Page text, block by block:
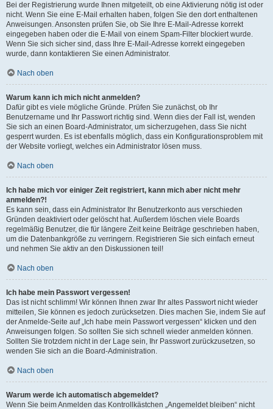
Bei der Registrierung wurde Ihnen mitgeteilt, ob eine Aktivierung nötig ist oder
nicht. Wenn Sie eine E-Mail erhalten haben, folgen Sie den dort enthaltenen
Anweisungen. Ansonsten prüfen Sie, ob Sie Ihre E-Mail-Adresse korrekt
eingegeben haben oder die E-Mail von einem Spam-Filter blockiert wurde.
Wenn Sie sich sicher sind, dass Ihre E-Mail-Adresse korrekt eingegeben
wurde, dann kontaktieren Sie einen Administrator.
Nach oben
Warum kann ich mich nicht anmelden?
Dafür gibt es viele mögliche Gründe. Prüfen Sie zunächst, ob Ihr
Benutzername und Ihr Passwort richtig sind. Wenn dies der Fall ist, wenden
Sie sich an einen Board-Administrator, um sicherzugehen, dass Sie nicht
gesperrt wurden. Es ist ebenfalls möglich, dass ein Konfigurationsproblem mit
der Website vorliegt, welches ein Administrator lösen muss.
Nach oben
Ich habe mich vor einiger Zeit registriert, kann mich aber nicht mehr
anmelden?!
Es kann sein, dass ein Administrator Ihr Benutzerkonto aus verschieden
Gründen deaktiviert oder gelöscht hat. Außerdem löschen viele Boards
regelmäßig Benutzer, die für längere Zeit keine Beiträge geschrieben haben,
um die Datenbankgröße zu verringern. Registrieren Sie sich einfach erneut
und nehmen Sie aktiv an den Diskussionen teil!
Nach oben
Ich habe mein Passwort vergessen!
Das ist nicht schlimm! Wir können Ihnen zwar Ihr altes Passwort nicht wieder
mitteilen, Sie können es jedoch zurücksetzen. Dies machen Sie, indem Sie auf
der Anmelde-Seite auf „Ich habe mein Passwort vergessen“ klicken und den
Anweisungen folgen. So sollten Sie sich schnell wieder anmelden können.
Sollten Sie trotzdem nicht in der Lage sein, Ihr Passwort zurückzusetzen, so
wenden Sie sich an die Board-Administration.
Nach oben
Warum werde ich automatisch abgemeldet?
Wenn Sie beim Anmelden das Kontrollkästchen „Angemeldet bleiben“ nicht